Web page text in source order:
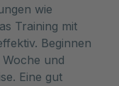
wie
Training mit
Beginnen
und
Eine gut